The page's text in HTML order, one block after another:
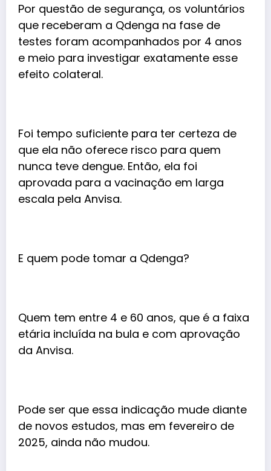
Por questão de segurança, os voluntários
que receberam a Qdenga na fase de
testes foram acompanhados por 4 anos
e meio para investigar exatamente esse
efeito colateral.
Foi tempo suficiente para ter certeza de
que ela não oferece risco para quem
nunca teve dengue. Então, ela foi
aprovada para a vacinação em larga
escala pela Anvisa.
E quem pode tomar a Qdenga?
Quem tem entre 4 e 60 anos, que é a faixa
etária incluída na bula e com aprovação
da Anvisa.
Pode ser que essa indicação mude diante
de novos estudos, mas em fevereiro de
2025, ainda não mudou.